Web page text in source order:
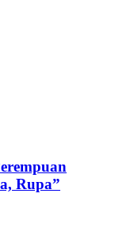
Rupa”